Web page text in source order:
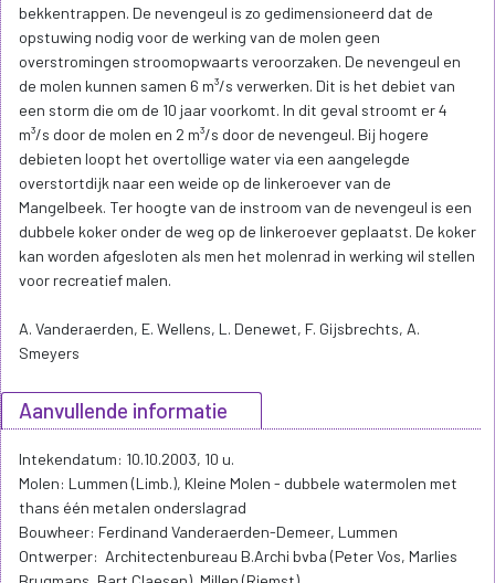
bekkentrappen. De nevengeul is zo gedimensioneerd dat de
opstuwing nodig voor de werking van de molen geen
overstromingen stroomopwaarts veroorzaken. De nevengeul en
de molen kunnen samen 6 m³/s verwerken. Dit is het debiet van
een storm die om de 10 jaar voorkomt. In dit geval stroomt er 4
m³/s door de molen en 2 m³/s door de nevengeul. Bij hogere
debieten loopt het overtollige water via een aangelegde
overstortdijk naar een weide op de linkeroever van de
Mangelbeek. Ter hoogte van de instroom van de nevengeul is een
dubbele koker onder de weg op de linkeroever geplaatst. De koker
kan worden afgesloten als men het molenrad in werking wil stellen
voor recreatief malen.
A. Vanderaerden, E. Wellens, L. Denewet, F. Gijsbrechts, A.
Smeyers
Aanvullende informatie
Intekendatum: 10.10.2003, 10 u.
Molen: Lummen (Limb.), Kleine Molen - dubbele watermolen met
thans één metalen onderslagrad
Bouwheer: Ferdinand Vanderaerden-Demeer, Lummen
Ontwerper: Architectenbureau B.Archi bvba (Peter Vos, Marlies